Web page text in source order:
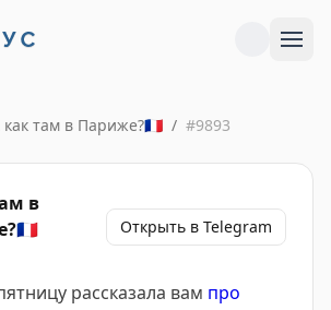
как там в Париже?🇫🇷 / #9893
в
Открыть в Telegram
рассказала вам про